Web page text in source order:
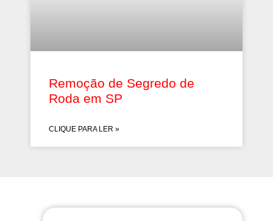
Remoção de Segredo de
Roda em SP
CLIQUE PARA LER »